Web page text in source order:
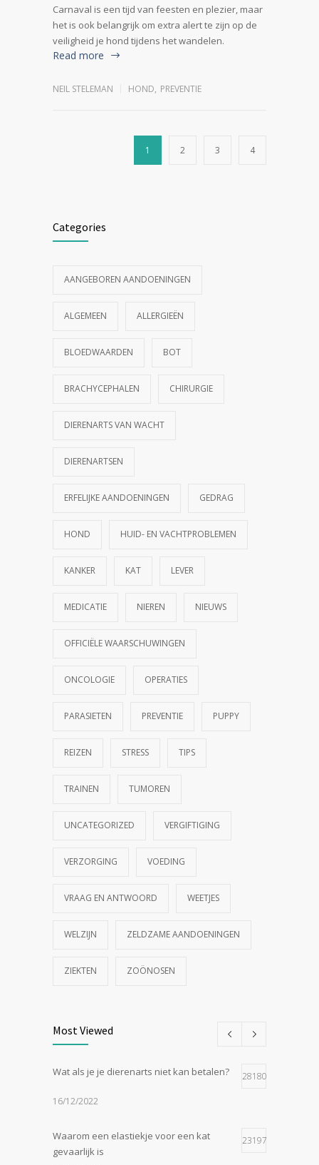
Carnaval is een tijd van feesten en plezier, maar
het is ook belangrijk om extra alert te zijn op de
veiligheid je hond tijdens het wandelen.
Read more
NEIL STELEMAN HOND, PREVENTIE
1 2 3 4
Categories
AANGEBOREN AANDOENINGEN
ALGEMEEN ALLERGIEËN
BLOEDWAARDEN BOT
BRACHYCEPHALEN CHIRURGIE
DIERENARTS VAN WACHT
DIERENARTSEN
ERFELIJKE AANDOENINGEN GEDRAG
HOND HUID- EN VACHTPROBLEMEN
KANKER KAT LEVER
MEDICATIE NIEREN NIEUWS
OFFICIËLE WAARSCHUWINGEN
ONCOLOGIE OPERATIES
PARASIETEN PREVENTIE PUPPY
REIZEN STRESS TIPS
TRAINEN TUMOREN
UNCATEGORIZED VERGIFTIGING
VERZORGING VOEDING
VRAAG EN ANTWOORD WEETJES
WELZIJN ZELDZAME AANDOENINGEN
ZIEKTEN ZOÖNOSEN
Most Viewed
Wat als je je dierenarts niet kan betalen? 28180
16/12/2022
Waarom een elastiekje voor een kat
gevaarlijk is
23197